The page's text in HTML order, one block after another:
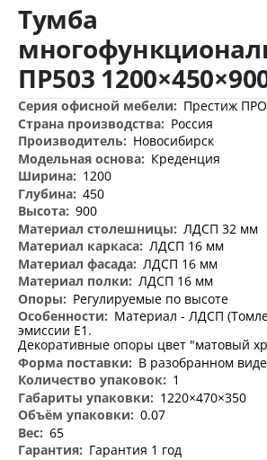
началу
галереи
изображений
Тумба
ПР503
Дополнительная
информация
Престиж ПРО
Россия
Новосибирск
Креденция
1200
450
900
ЛДСП 32 мм
ЛДСП 16 мм
ЛДСП 16 мм
ЛДСП 16 мм
Регулируемые по высоте
Материал - ЛДСП
эмиссии Е1.
Декоративные опоры цвет "матовый
В разобранном виде
1
1220×470×350
0.07
65
Гарантия 1 год